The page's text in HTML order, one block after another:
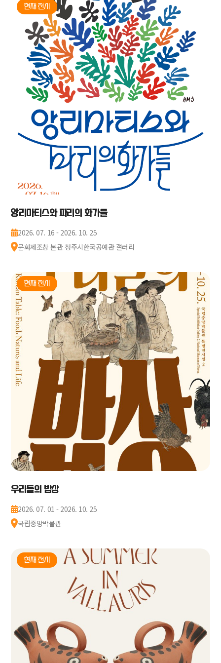
현재 전시
앙리마티스와 파리의 화가들
2026. 07. 16 - 2026. 10. 25
문화제조창 본관 청주시한국공예관 갤러리
현재 전시
우리들의 밥상
2026. 07. 01 - 2026. 10. 25
국립중앙박물관
현재 전시